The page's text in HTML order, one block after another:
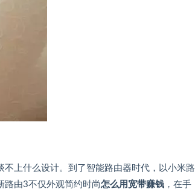
上什么设计。到了智能路由器时代，以小米路
路由3不仅外观简约时尚怎么用宽带赚钱 ，在手